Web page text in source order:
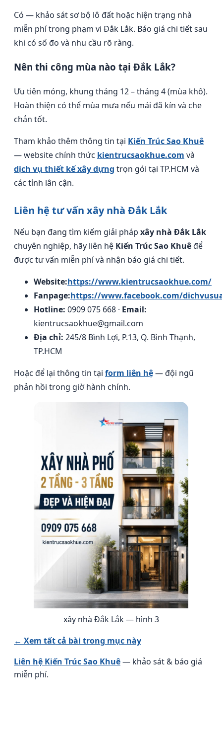
Có — khảo sát sơ bộ lô đất hoặc hiện trạng nhà
miễn phí trong phạm vi Đắk Lắk. Báo giá chi tiết sau
khi có số đo và nhu cầu rõ ràng.
Nên thi công mùa nào tại Đắk Lắk?
Ưu tiên móng, khung tháng 12 – tháng 4 (mùa khô).
Hoàn thiện có thể mùa mưa nếu mái đã kín và che
chắn tốt.
Tham khảo thêm thông tin tại Kiến Trúc Sao Khuê
— website chính thức kientrucsaokhue.com và
dịch vụ thiết kế xây dựng trọn gói tại TP.HCM và
các tỉnh lân cận.
Liên hệ tư vấn xây nhà Đắk Lắk
Nếu bạn đang tìm kiếm giải pháp xây nhà Đắk Lắk
chuyên nghiệp, hãy liên hệ Kiến Trúc Sao Khuêđể
được tư vấn miễn phí và nhận báo giá chi tiết.
Website:https://www.kientrucsaokhue.com/
Fanpage:https://www.facebook.com/
Hotline: 0909 075 668 · Email:
kientrucsaokhue@gmail.com
Địa chỉ: 245/8 Bình Lợi, P.13, Q. Bình Thạnh,
TP.HCM
Hoặc để lại thông tin tại form liên hệ— đội ngũ
phản hồi trong giờ hành chính.
xây nhà Đắk Lắk — hình 3
← Xem tất cả bài trong mục này
Liên hệ Kiến Trúc Sao Khuê— khảo sát & báo giá
miễn phí.